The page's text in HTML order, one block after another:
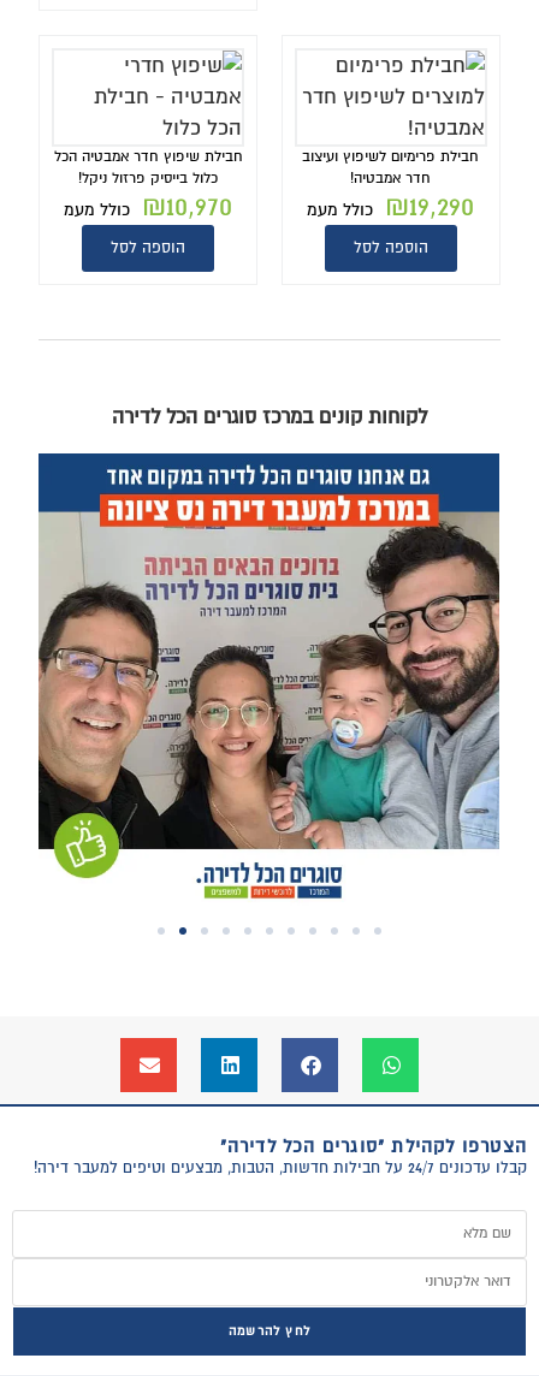
חבילת פרימיום לשיפוץ ועיצוב
חדר אמבטיה!
₪19,290 כולל מעמ
הוספה לסל
חבילת שיפוץ חדר אמבטיה הכל
כלול בייסיק פרזול ניקל!
₪10,970 כולל מעמ
הוספה לסל
לקוחות קונים במרכז סוגרים הכל לדירה
הצטרפו לקהילת "סוגרים הכל לדירה"
קבלו עדכונים 24/7 על חבילות חדשות, הטבות, מבצעים וטיפים למעבר דירה!
לחץ להרשמה